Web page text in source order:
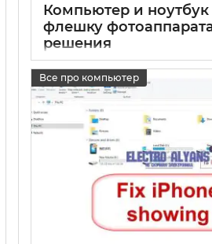
Компьютер и ноутбук
флешку
решения
Все про компьютер